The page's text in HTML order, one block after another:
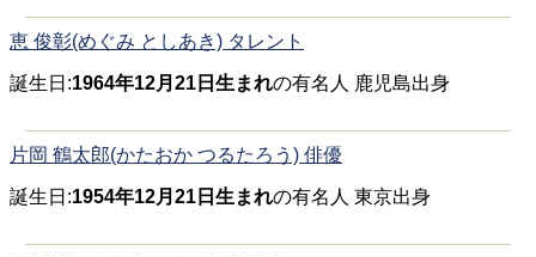
恵 俊彰(めぐみ としあき) タレント
誕生日:1964年12月21日生まれの有名人 鹿児島出身
片岡 鶴太郎(かたおか つるたろう) 俳優
誕生日:1954年12月21日生まれの有名人 東京出身